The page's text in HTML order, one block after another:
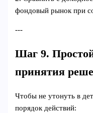
фондовый рынок при
---
Шаг 9.
принятия
Чтобы не утонуть в
порядок действий: